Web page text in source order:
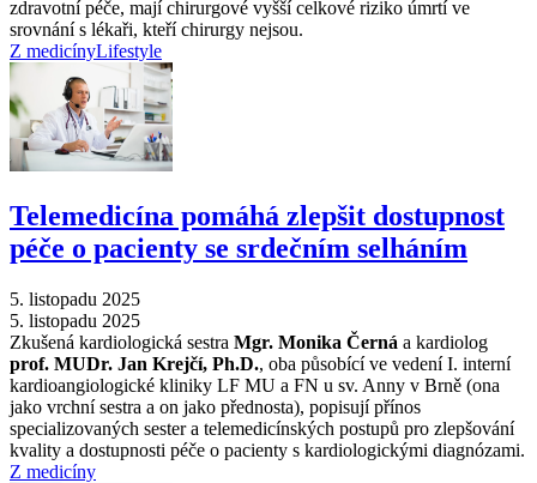
zdravotní péče, mají chirurgové vyšší celkové riziko úmrtí ve
srovnání s lékaři, kteří chirurgy nejsou.
Z medicínyLifestyle
Telemedicína pomáhá zlepšit dostupnost
péče o pacienty se srdečním selháním
5. listopadu 2025
5. listopadu 2025
Zkušená kardiologická sestra Mgr. Monika Černá a kardiolog
prof. MUDr. Jan Krejčí, Ph.D., oba působící ve vedení I. interní
kardioangiologické kliniky LF MU a FN u sv. Anny v Brně (ona
jako vrchní sestra a on jako přednosta), popisují přínos
specializovaných sester a telemedicínských postupů pro zlepšování
kvality a dostupnosti péče o pacienty s kardiologickými diagnózami.
Z medicíny